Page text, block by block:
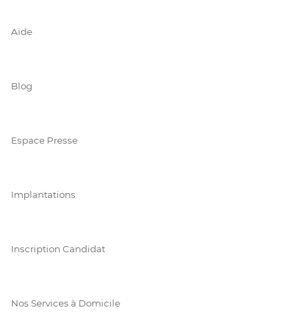
Aide
Blog
Espace Presse
Implantations
Inscription Candidat
Nos Services à Domicile